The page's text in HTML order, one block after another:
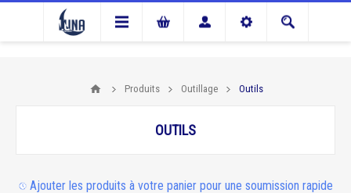
Produits Outillage Outils
OUTILS
Ajouter les produits à votre panier pour une soumission rapide